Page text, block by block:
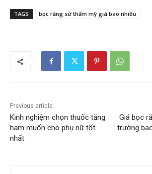
TAGS bọc răng sứ thẩm mỹ giá bao nhiêu
Previous article
Kinh nghiệm chọn thuốc tăng
ham muốn cho phụ nữ tốt
nhất
Giá bọc
trường